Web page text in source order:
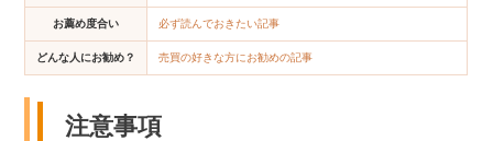
お薦め度合い 必ず読んでおきたい記事
どんな人にお勧め？ 売買の好きな方にお勧めの記事
注意事項